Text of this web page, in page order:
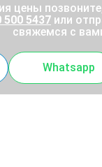
цены
500 5437 или
свяжемся с
Whatsapp